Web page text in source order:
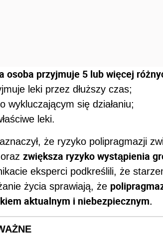
osoba przyjmuje 5 lub więcej
leki przez dłuższy czas;
wykluczającym się działaniu;
leki.
że ryzyko polipragmazji
zwiększa ryzyko wystąpienia
eksperci podkreślili, że
życia sprawiają, że
aktualnym i niebezpiecznym.